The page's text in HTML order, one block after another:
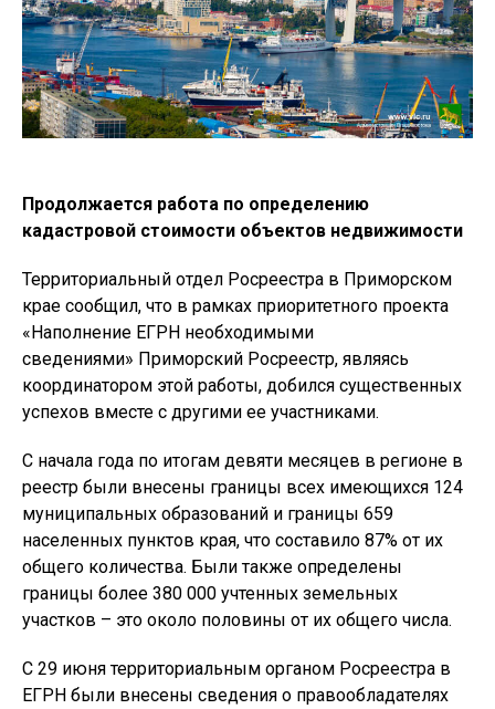
Продолжается работа по определению
кадастровой стоимости объектов недвижимости
Территориальный отдел Росреестра в Приморском
крае сообщил, что в рамках приоритетного проекта
«Наполнение ЕГРН необходимыми
сведениями» Приморский Росреестр, являясь
координатором этой работы, добился существенных
успехов вместе с другими ее участниками.
С начала года по итогам девяти месяцев в регионе в
реестр были внесены границы всех имеющихся 124
муниципальных образований и границы 659
населенных пунктов края, что составило 87% от их
общего количества. Были также определены
границы более 380 000 учтенных земельных
участков – это около половины от их общего числа.
С 29 июня территориальным органом Росреестра в
ЕГРН были внесены сведения о правообладателях